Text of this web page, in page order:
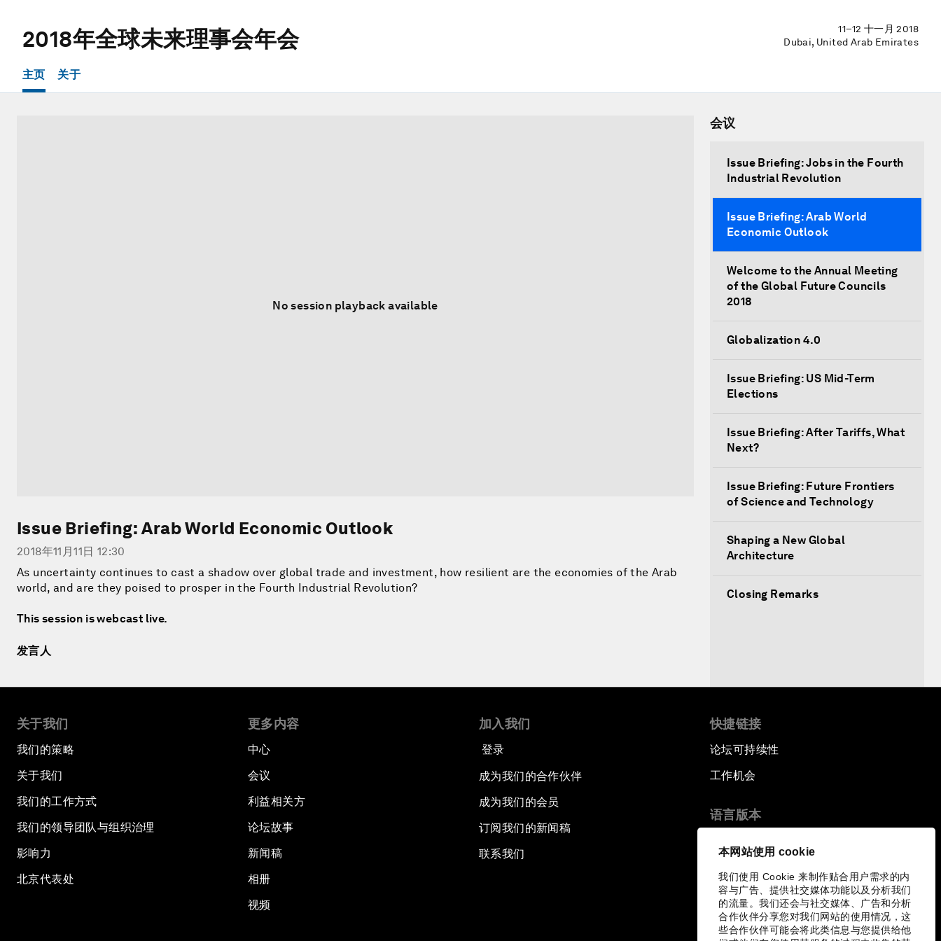
本网站使用 cookie
我们使用 Cookie 来制作贴合用户需求的内
容与广告、提供社交媒体功能以及分析我们
的流量。我们还会与社交媒体、广告和分析
合作伙伴分享您对我们网站的使用情况，这
些合作伙伴可能会将此类信息与您提供给他
2018年全球未来理事会年会
11–12 十一月 2018
Dubai, United Arab Emirates
主页 关于
No session playback available
Issue Briefing: Arab World Economic Outlook
2018年11月11日 12:30
As uncertainty continues to cast a shadow over global trade and investment, how resilient are the economies of the Arab
world, and are they poised to prosper in the Fourth Industrial Revolution?
This session is webcast live.
发言人
会议
Issue Briefing: Jobs in the Fourth
Industrial Revolution
Issue Briefing: Arab World
Economic Outlook
Welcome to the Annual Meeting
of the Global Future Councils
2018
Globalization 4.0
Issue Briefing: US Mid-Term
Elections
Issue Briefing: After Tariffs, What
Next?
Issue Briefing: Future Frontiers
of Science and Technology
Shaping a New Global
Architecture
Closing Remarks
关于我们
我们的策略
关于我们
我们的工作方式
我们的领导团队与组织治理
影响力
北京代表处
更多内容
中心
会议
利益相关方
论坛故事
新闻稿
相册
视频
加入我们
登录
成为我们的合作伙伴
成为我们的会员
订阅我们的新闻稿
联系我们
快捷链接
论坛可持续性
工作机会
语言版本